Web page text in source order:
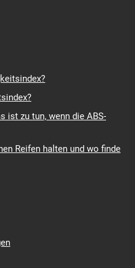
ist zu tun, wenn die ABS-
Reifen halten und wo finde